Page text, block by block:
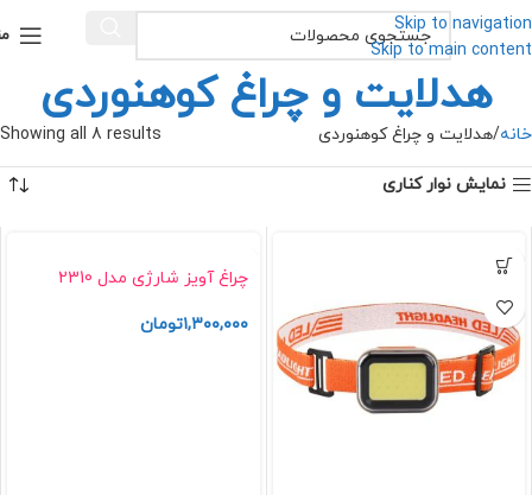
Skip to navigation
Skip to main content
هدلایت و چراغ کوهنوردی
خانه هدلایت و چراغ کوهنوردی Showing all 8 results
نمایش نوار کناری
چراغ آویز شارژی مدل 2310
۱,۳۰۰,۰۰۰تومان